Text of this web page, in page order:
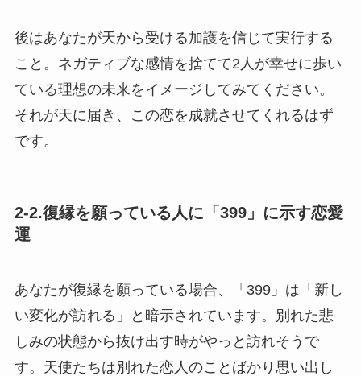
後はあなたが天から受ける加護を信じて実行する
こと。ネガティブな感情を捨てて2人が幸せに歩い
ている理想の未来をイメージしてみてください。
それが天に届き、この恋を成就させてくれるはず
です。
2-2.復縁を願っている人に「399」に示す恋愛
運
あなたが復縁を願っている場合、「399」は「新し
い変化が訪れる」と暗示されています。別れた悲
しみの状態から抜け出す時がやっと訪れそうで
す。天使たちは別れた恋人のことばかり思い出し